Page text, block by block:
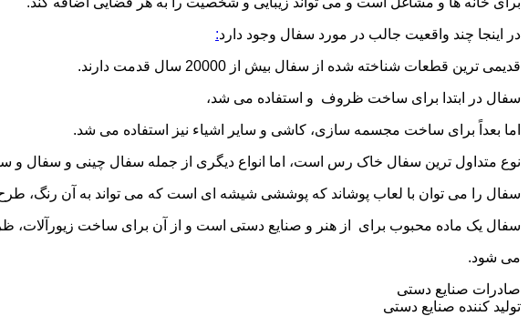
در اینجا چند واقعیت جالب در مورد سفال وجود دارد:
قدیمی ترین قطعات شناخته شده از سفال بیش از 20000 سال قدمت دارند.
سفال در ابتدا برای ساخت ظروف و استفاده می شد،
اما بعداً برای ساخت مجسمه سازی، کاشی و سایر اشیاء نیز استفاده می شد.
نوع متداول ترین سفال خاک رس است، اما انواع دیگری از جمله سفال چینی و سفال و
سفال را می توان با لعاب پوشاند که پوششی شیشه ای است که می تواند به آن رنگ،
سفال یک ماده محبوب برای از هنر و صنایع دستی است و از آن برای ساخت زیورآلات،
می شود.
صادرات صنایع دستی
تولید کننده صنایع دستی